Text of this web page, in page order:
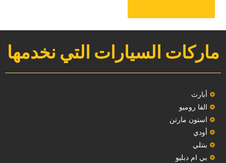
ماركات السيارات التي نخدمها
‏أبارث‏
الفا روميو
استون مارتن
أودي
بنتلي
بي ام دبليو